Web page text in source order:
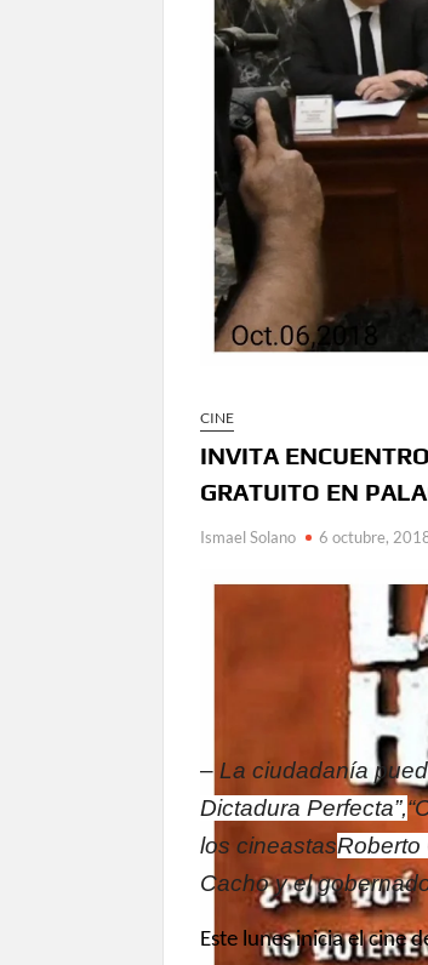
CINE
INVITA
GRATUITO EN
Ismael Solano 6 octubre,
– La ciudadanía
Dictadura Perfecta”,
los cineastasRoberto
Cacho y el
Este lunes inicia el cine